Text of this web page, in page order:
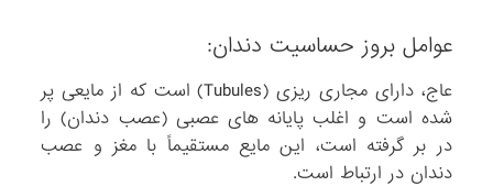
عوامل بروز حساسیت دندان:
عاج، دارای مجاری ریزی (Tubules) است که از مایعی پر
شده است و اغلب پایانه های عصبی (عصب دندان) را
در بر گرفته است، این مایع مستقیماً با مغز و عصب
دندان در ارتباط است.